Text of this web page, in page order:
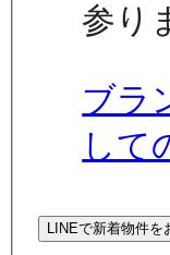
参り
ブラ
して
LINEで新着物件を